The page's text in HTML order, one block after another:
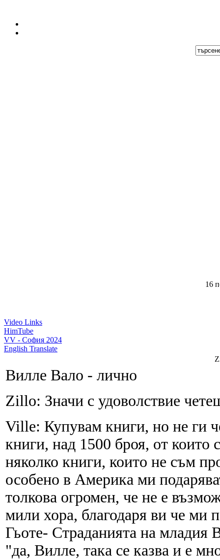
16
Video Links
HimTube
VV - София 2024
English Translate
Вилле Вало - лично
Zillo: Значи с удоволствие
Ville: Купувам книги, но не ги
книги, над 1500 броя, от
няколко книги, които не съм
особено в Америка ми
толкова огромен, че не е
мили хора, благодаря ви че ми
Гьоте- Страданията на младия
"да, Вилле, така се казва и е